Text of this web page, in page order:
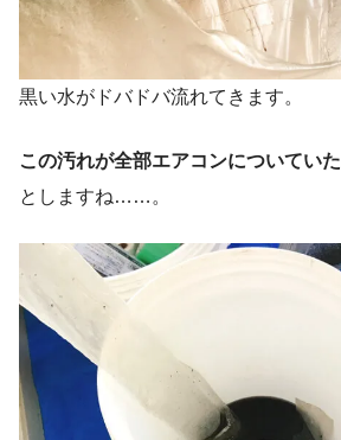
黒い水がドバドバ流れてきます。
この汚れが全部エアコンについていた
としますね……。